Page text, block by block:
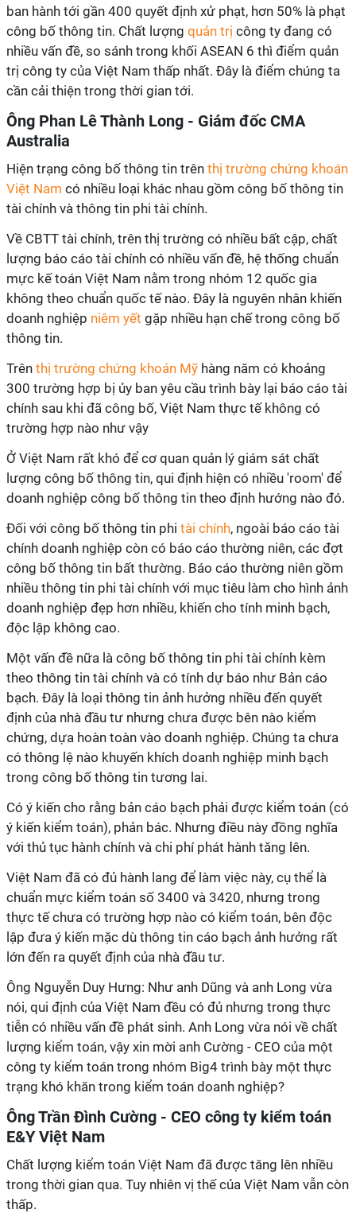
ban hành tới gần 400 quyết định xử phạt, hơn 50% là phạt
công bố thông tin. Chất lượng quản trị công ty đang có
nhiều vấn đề, so sánh trong khối ASEAN 6 thì điểm quản
trị công ty của Việt Nam thấp nhất. Đây là điểm chúng ta
cần cải thiện trong thời gian tới.
Ông Phan Lê Thành Long - Giám đốc CMA
Australia
Hiện trạng công bố thông tin trên thị trường chứng khoán
Việt Nam có nhiều loại khác nhau gồm công bố thông tin
tài chính và thông tin phi tài chính.
Về CBTT tài chính, trên thị trường có nhiều bất cập, chất
lượng báo cáo tài chính có nhiều vấn đề, hệ thống chuẩn
mực kế toán Việt Nam nằm trong nhóm 12 quốc gia
không theo chuẩn quốc tế nào. Đây là nguyên nhân khiến
doanh nghiệp niêm yết gặp nhiều hạn chế trong công bố
thông tin.
Trên thị trường chứng khoán Mỹ hàng năm có khoảng
300 trường hợp bị ủy ban yêu cầu trình bày lại báo cáo tài
chính sau khi đã công bố, Việt Nam thực tế không có
trường hợp nào như vậy
Ở Việt Nam rất khó để cơ quan quản lý giám sát chất
lượng công bố thông tin, qui định hiện có nhiều 'room' để
doanh nghiệp công bố thông tin theo định hướng nào đó.
Đối với công bố thông tin phi tài chính, ngoài báo cáo tài
chính doanh nghiệp còn có báo cáo thường niên, các đợt
công bố thông tin bất thường. Báo cáo thường niên gồm
nhiều thông tin phi tài chính với mục tiêu làm cho hình ảnh
doanh nghiệp đẹp hơn nhiều, khiến cho tính minh bạch,
độc lập không cao.
Một vấn đề nữa là công bố thông tin phi tài chính kèm
theo thông tin tài chính và có tính dự báo như Bản cáo
bạch. Đây là loại thông tin ảnh hưởng nhiều đến quyết
định của nhà đầu tư nhưng chưa được bên nào kiểm
chứng, dựa hoàn toàn vào doanh nghiệp. Chúng ta chưa
có thông lệ nào khuyến khích doanh nghiệp minh bạch
trong công bố thông tin tương lai.
Có ý kiến cho rằng bản cáo bạch phải được kiểm toán (có
ý kiến kiểm toán), phản bác. Nhưng điều này đồng nghĩa
với thủ tục hành chính và chi phí phát hành tăng lên.
Việt Nam đã có đủ hành lang để làm việc này, cụ thể là
chuẩn mực kiểm toán số 3400 và 3420, nhưng trong
thực tế chưa có trường hợp nào có kiểm toán, bên độc
lập đưa ý kiến mặc dù thông tin cáo bạch ảnh hưởng rất
lớn đến ra quyết định của nhà đầu tư.
Ông Nguyễn Duy Hưng: Như anh Dũng và anh Long vừa
nói, qui định của Việt Nam đều có đủ nhưng trong thực
tiễn có nhiều vấn đề phát sinh. Anh Long vừa nói về chất
lượng kiểm toán, vậy xin mời anh Cường - CEO của một
công ty kiểm toán trong nhóm Big4 trình bày một thực
trạng khó khăn trong kiểm toán doanh nghiệp?
Ông Trần Đình Cường - CEO công ty kiểm toán
E&Y Việt Nam
Chất lượng kiểm toán Việt Nam đã được tăng lên nhiều
trong thời gian qua. Tuy nhiên vị thế của Việt Nam vẫn còn
thấp.